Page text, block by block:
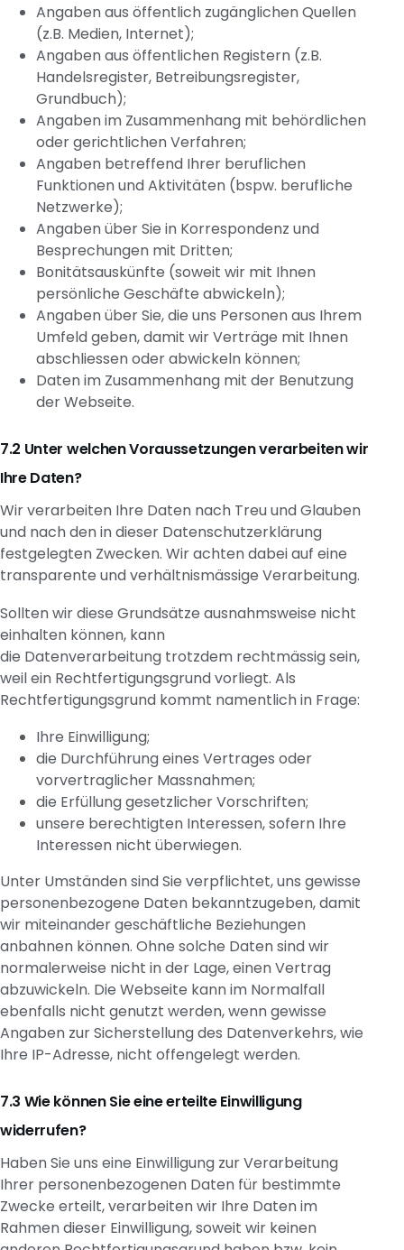
Angaben aus öffentlich zugänglichen Quellen
(z.B. Medien, Internet);
Angaben aus öffentlichen Registern (z.B.
Handelsregister, Betreibungsregister,
Grundbuch);
Angaben im Zusammenhang mit behördlichen
oder gerichtlichen Verfahren;
Angaben betreffend Ihrer beruflichen
Funktionen und Aktivitäten (bspw. berufliche
Netzwerke);
Angaben über Sie in Korrespondenz und
Besprechungen mit Dritten;
Bonitätsauskünfte (soweit wir mit Ihnen
persönliche Geschäfte abwickeln);
Angaben über Sie, die uns Personen aus Ihrem
Umfeld geben, damit wir Verträge mit Ihnen
abschliessen oder abwickeln können;
Daten im Zusammenhang mit der Benutzung
der Webseite.
Unter welchen Voraussetzungen verarbeiten wir
Ihre Daten?
Wir verarbeiten Ihre Daten nach Treu und Glauben
und nach den in dieser Datenschutzerklärung
festgelegten Zwecken. Wir achten dabei auf eine
transparente und verhältnismässige Verarbeitung.
Sollten wir diese Grundsätze ausnahmsweise nicht
einhalten können, kann
die Datenverarbeitung trotzdem rechtmässig sein,
weil ein Rechtfertigungsgrund vorliegt. Als
Rechtfertigungsgrund kommt namentlich in Frage:
Ihre Einwilligung;
die Durchführung eines Vertrages oder
vorvertraglicher Massnahmen;
die Erfüllung gesetzlicher Vorschriften;
unsere berechtigten Interessen, sofern Ihre
Interessen nicht überwiegen.
Unter Umständen sind Sie verpflichtet, uns gewisse
personenbezogene Daten bekanntzugeben, damit
wir miteinander geschäftliche Beziehungen
anbahnen können. Ohne solche Daten sind wir
normalerweise nicht in der Lage, einen Vertrag
abzuwickeln. Die Webseite kann im Normalfall
ebenfalls nicht genutzt werden, wenn gewisse
Angaben zur Sicherstellung des Datenverkehrs, wie
Ihre IP-Adresse, nicht offengelegt werden.
Wie können Sie eine erteilte Einwilligung
widerrufen?
Haben Sie uns eine Einwilligung zur Verarbeitung
Ihrer personenbezogenen Daten für bestimmte
Zwecke erteilt, verarbeiten wir Ihre Daten im
Rahmen dieser Einwilligung, soweit wir keinen